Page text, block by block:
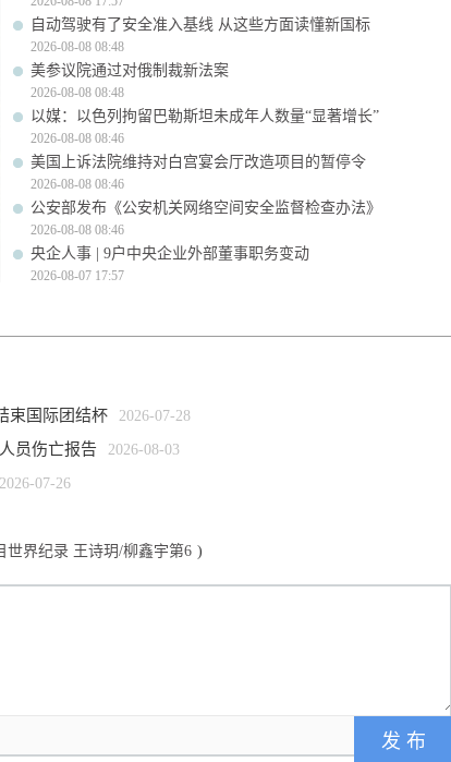
自动驾驶有了安全准入基线 从这些方面读懂新国标
2026-08-08 08:48
美参议院通过对俄制裁新法案
2026-08-08 08:48
以媒：以色列拘留巴勒斯坦未成年人数量“显著增长”
2026-08-08 08:46
美国上诉法院维持对白宫宴会厅改造项目的暂停令
2026-08-08 08:46
公安部发布《公安机关网络空间安全监督检查办法》
2026-08-08 08:46
央企人事 | 9户中央企业外部董事职务变动
2026-08-07 17:57
束国际团结杯 2026-07-28
员伤亡报告 2026-08-03
2026-07-26
世界纪录 王诗玥/柳鑫宇第6 )